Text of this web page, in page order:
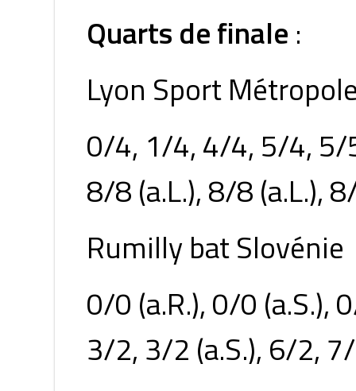
Quarts de finale :
Lyon Sport
0/4, 1/4, 4/4, 5/4, 5/
8/8 (a.L.), 8/8 (a.L.),
Rumilly bat Slovénie
0/0 (a.R.), 0/0 (a.S.),
3/2, 3/2 (a.S.), 6/2,